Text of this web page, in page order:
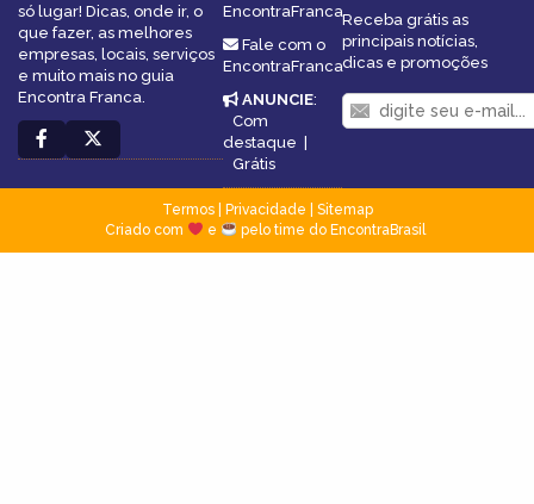
só lugar! Dicas, onde ir, o
que fazer, as melhores
empresas, locais, serviços
e muito mais no guia
Encontra Franca.
EncontraFranca
Fale com o
EncontraFranca
ANUNCIE:
Com
destaque
Grátis
Receba grátis as
principais notícias,
dicas e promoções
Termos| Privacidade
Sitemap
Criado com
e pelo time do EncontraBrasil